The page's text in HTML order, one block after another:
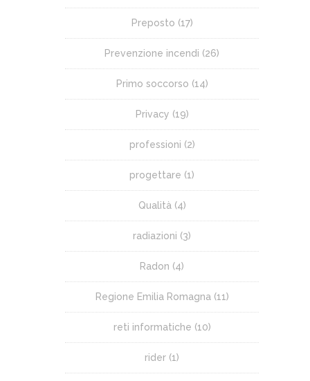
Preposto (17)
Prevenzione incendi (26)
Primo soccorso (14)
Privacy (19)
professioni (2)
progettare (1)
Qualità (4)
radiazioni (3)
Radon (4)
Regione Emilia Romagna (11)
reti informatiche (10)
rider (1)